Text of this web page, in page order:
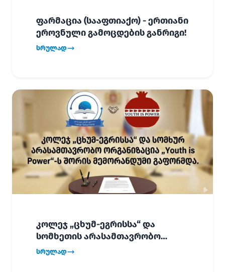
ფარმაცია (სააფთიაქო) - ერთიანი
ეროვნული გამოცდების განრიგი!
სრულად
კოლეჯ „ცხუმ-ეგრისსა“ და
სომხეთის არასამთავრობო
ორგანიზაცია „Youth is Power“-ს
სრულად